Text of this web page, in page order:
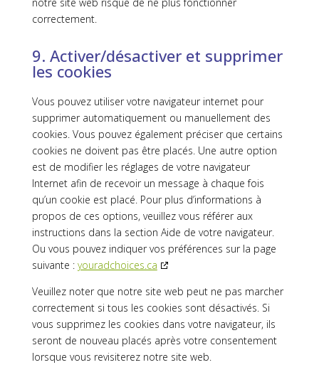
correctement.
9. Activer/désactiver et supprimer
les cookies
Vous pouvez utiliser votre navigateur internet pour
supprimer automatiquement ou manuellement des
cookies. Vous pouvez également préciser que certains
cookies ne doivent pas être placés. Une autre option
est de modifier les réglages de votre navigateur
Internet afin de recevoir un message à chaque fois
qu’un cookie est placé. Pour plus d’informations à
propos de ces options, veuillez vous référer aux
instructions dans la section Aide de votre navigateur.
Ou vous pouvez indiquer vos préférences sur la page
suivante : youradchoices.ca
Veuillez noter que notre site web peut ne pas marcher
correctement si tous les cookies sont désactivés. Si
vous supprimez les cookies dans votre navigateur, ils
seront de nouveau placés après votre consentement
lorsque vous revisiterez notre site web.